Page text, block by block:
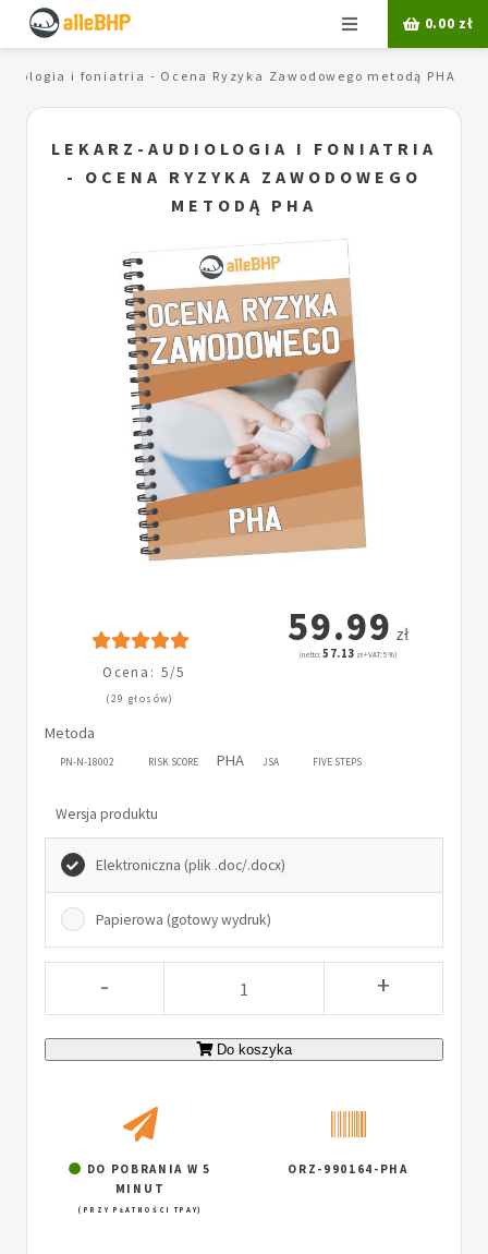
Menu 0.00 zł
i foniatria - Ocena Ryzyka Zawodowego metodą PHA
LEKARZ-AUDIOLOGIA I FONIATRIA
- OCENA RYZYKA ZAWODOWEGO
METODĄ PHA
Ocena: 5/5
(29 głosów)
59.99 zł
(netto:57.13 zł + VAT: 5%)
Metoda
PN-N-18002 RISK SCORE PHA JSA FIVE STEPS
Wersja produktu
Elektroniczna (plik .doc/.docx)
Papierowa (gotowy wydruk)
- +
Do koszyka
DO POBRANIA W 5
MINUT
(PRZY PŁATNOŚCI TPAY)
ORZ-990164-PHA